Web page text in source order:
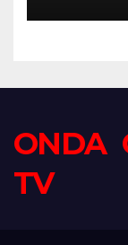
ONDA
TV